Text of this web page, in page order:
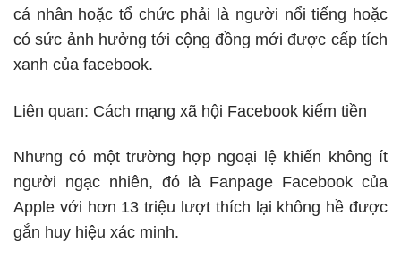
cá nhân hoặc tổ chức phải là người nổi tiếng hoặc
có sức ảnh hưởng tới cộng đồng mới được cấp tích
xanh của facebook.
Liên quan: Cách mạng xã hội Facebook kiếm tiền
Nhưng có một trường hợp ngoại lệ khiến không ít
người ngạc nhiên, đó là Fanpage Facebook của
Apple với hơn 13 triệu lượt thích lại không hề được
gắn huy hiệu xác minh.